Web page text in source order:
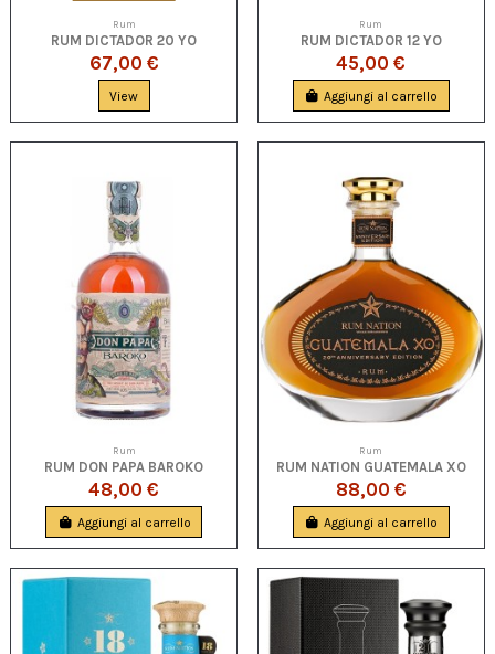
Rum
RUM DICTADOR 20 YO
67,00 €
View
Rum
RUM DICTADOR 12 YO
45,00 €
Aggiungi al carrello
Rum
RUM DON PAPA BAROKO
48,00 €
Aggiungi al carrello
Rum
RUM NATION GUATEMALA XO
88,00 €
Aggiungi al carrello